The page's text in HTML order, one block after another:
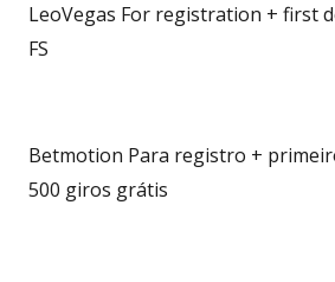
LeoVegas For registration + first
FS
Betmotion Para registro +
500 giros grátis